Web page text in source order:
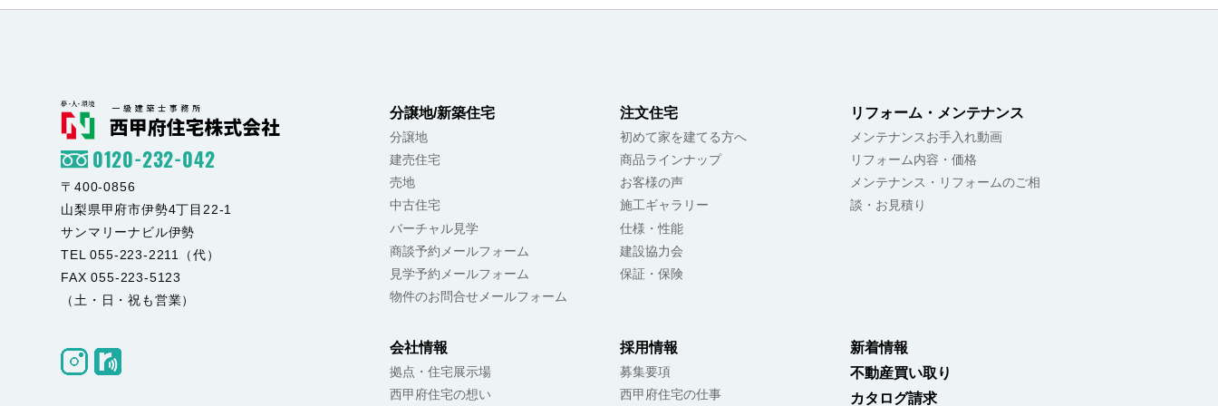
分譲地/新築住宅
分譲地
建売住宅
売地
中古住宅
バーチャル見学
商談予約メールフォーム
見学予約メールフォーム
物件のお問合せメールフォーム
注文住宅
初めて家を建てる方へ
商品ラインナップ
お客様の声
施工ギャラリー
仕様・性能
建設協力会
保証・保険
リフォーム・メンテナンス
メンテナンスお手入れ動画
リフォーム内容・価格
メンテナンス・リフォームのご相
談・お見積り
会社情報
拠点・住宅展示場
西甲府住宅の想い
採用情報
募集要項
西甲府住宅の仕事
新着情報
不動産買い取り
カタログ請求
0120-232-042
〒400-0856
山梨県甲府市伊勢4丁目22-1
サンマリーナビル伊勢
TEL 055-223-2211（代）
FAX 055-223-5123
（土・日・祝も営業）